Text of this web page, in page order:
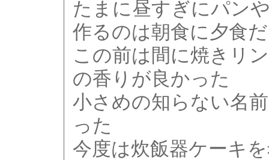
たまに昼すぎにパン
作るのは朝食に夕食
この前は間に焼きリ
の香りが良かった
小さめの知らない名
った
今度は炊飯器ケーキ